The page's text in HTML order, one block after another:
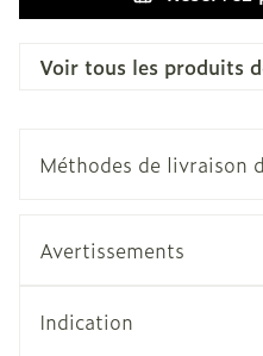
Voir tous les produits
Méthodes de livraison
Avertissements
Indication